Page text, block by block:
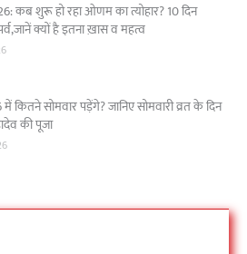
कब शुरू हो रहा ओणम का त्योहार? 10 दिन
क्यों है इतना ख़ास व महत्व
कितने सोमवार पड़ेंगे? जानिए सोमवारी व्रत के दिन
की पूजा